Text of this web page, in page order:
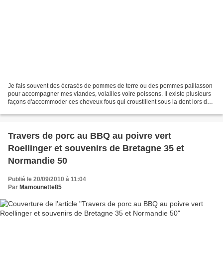
Je fais souvent des écrasés de pommes de terre ou des pommes paillasson
pour accompagner mes viandes, volailles voire poissons. Il existe plusieurs
façons d'accommoder ces cheveux fous qui croustillent sous la dent lors de
Travers de porc au BBQ au poivre vert
Roellinger et souvenirs de Bretagne 35 et
Normandie 50
Publié le 20/09/2010 à 11:04
Par Mamounette85